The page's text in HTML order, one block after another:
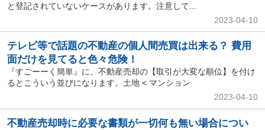
と登記されていないケースがあります。注意して...
2023-04-10
テレビ等で話題の不動産の個人間売買は出来る？ 費用
面だけを見てると色々危険！
『すごーーく簡単』に、不動産売却の【取引が大変な順位】を付け
るとこういう並びになります。土地 < マンション
2023-04-10
不動産売却時に必要な書類が一切何も無い場合につい